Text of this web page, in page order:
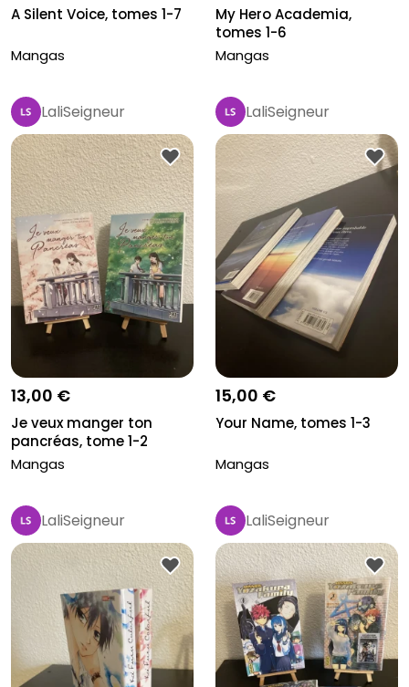
A Silent Voice, tomes 1-7
Mangas
My Hero Academia,
tomes 1-6
Mangas
LaliSeigneur
13,00 €
Je veux manger ton
pancréas, tome 1-2
Mangas
LaliSeigneur
15,00 €
Your Name, tomes 1-3
Mangas
LaliSeigneur LaliSeigneur